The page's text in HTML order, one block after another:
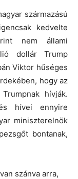
származású
kedvelte
nem állami
dollár Trump
Viktor hűséges
hogy az
hívják.
hívei ennyire
miniszterelnök
bontanak,
szánva arra,